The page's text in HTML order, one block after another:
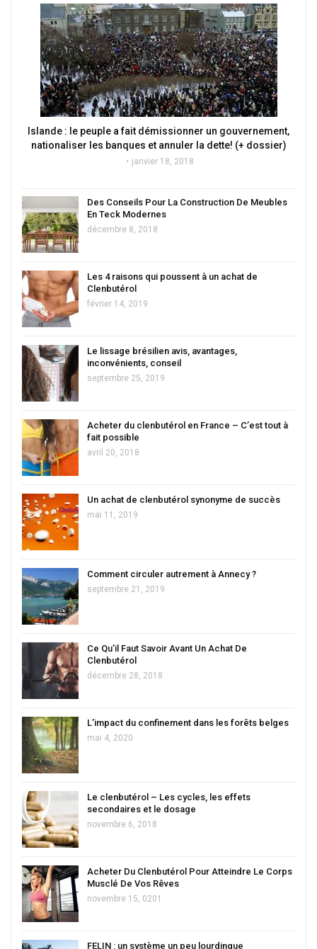
Islande : le peuple a fait démissionner un gouvernement,
nationaliser les banques et annuler la dette! (+ dossier)
janvier 18, 2018
Des Conseils Pour La Construction De Meubles
En Teck Modernes
décembre 8, 2018
Les 4 raisons qui poussent à un achat de
Clenbutérol
février 14, 2019
Le lissage brésilien avis, avantages,
inconvénients, conseil
septembre 25, 2019
Acheter du clenbutérol en France – C’est tout à
fait possible
avril 20, 2018
Un achat de clenbutérol synonyme de succès
mai 11, 2019
Comment circuler autrement à Annecy ?
septembre 21, 2019
Ce Qu’il Faut Savoir Avant Un Achat De
Clenbutérol
décembre 28, 2018
L’impact du confinement dans les forêts belges
mai 4, 2020
Le clenbutérol – Les cycles, les effets
secondaires et le dosage
novembre 6, 2018
Acheter Du Clenbutérol Pour Atteindre Le Corps
Musclé De Vos Rêves
novembre 15, 0201
FELIN : un système un peu lourdingue